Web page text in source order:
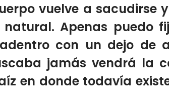
vuelve a sacudirse
Apenas puedo
con un dejo de
jamás vendrá la
en donde todavía